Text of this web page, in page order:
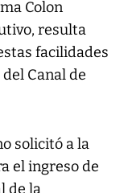
Colon
resulta
facilidades
Canal de
solicitó a la
el ingreso de
de la